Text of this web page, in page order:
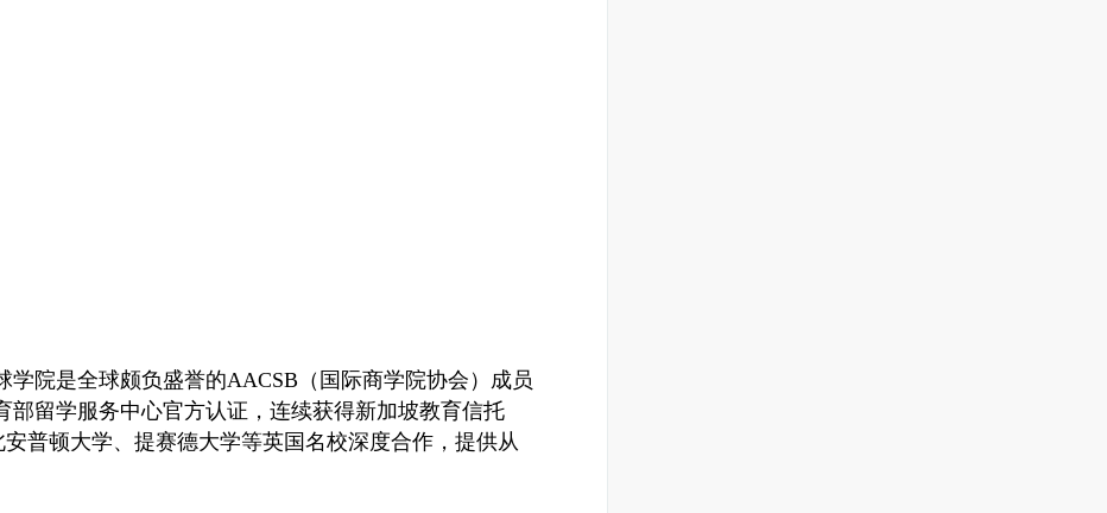
院是全球颇负盛誉的AACSB（国际商学院协会）成员
部留学服务中心官方认证，连续获得新加坡教育信托
普顿大学、提赛德大学等英国名校深度合作，提供从